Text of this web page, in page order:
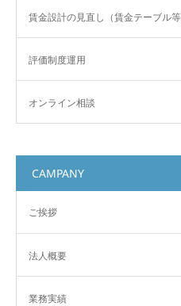
賃金設計の見直し（賃金テーブル等
評価制度運用
オンライン相談
CAMPANY
ご挨拶
法人概要
業務実績